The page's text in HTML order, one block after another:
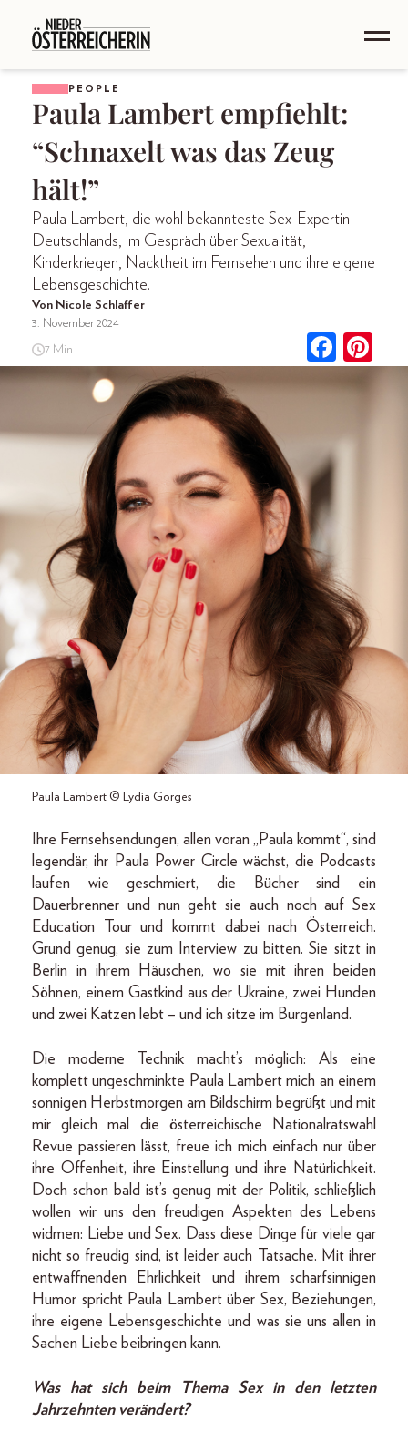
PEOPLE
Paula Lambert empfiehlt:
“Schnaxelt was das Zeug
hält!”
Paula Lambert, die wohl bekannteste Sex-Expertin
Deutschlands, im Gespräch über Sexualität,
Kinderkriegen, Nacktheit im Fernsehen und ihre eigene
Lebensgeschichte.
Von Nicole Schlaffer
3. November 2024
7 Min.
Paula Lambert © Lydia Gorges
Ihre Fernsehsendungen, allen voran „Paula kommt“, sind
legendär, ihr Paula Power Circle wächst, die Podcasts
laufen wie geschmiert, die Bücher sind ein
Dauerbrenner und nun geht sie auch noch auf Sex
Education Tour und kommt dabei nach Österreich.
Grund genug, sie zum Interview zu bitten. Sie sitzt in
Berlin in ihrem Häuschen, wo sie mit ihren beiden
Söhnen, einem Gastkind aus der Ukraine, zwei Hunden
und zwei Katzen lebt – und ich sitze im Burgenland.
Die moderne Technik macht’s möglich: Als eine
komplett ungeschminkte Paula Lambert mich an einem
sonnigen Herbstmorgen am Bildschirm begrüßt und mit
mir gleich mal die österreichische Nationalratswahl
Revue passieren lässt, freue ich mich einfach nur über
ihre Offenheit, ihre Einstellung und ihre Natürlichkeit.
Doch schon bald ist’s genug mit der Politik, schließlich
wollen wir uns den freudigen Aspekten des Lebens
widmen: Liebe und Sex. Dass diese Dinge für viele gar
nicht so freudig sind, ist leider auch Tatsache. Mit ihrer
entwaffnenden Ehrlichkeit und ihrem scharfsinnigen
Humor spricht Paula Lambert über Sex, Beziehungen,
ihre eigene Lebensgeschichte und was sie uns allen in
Sachen Liebe beibringen kann.
Was hat sich beim Thema Sex in den letzten
Jahrzehnten verändert?